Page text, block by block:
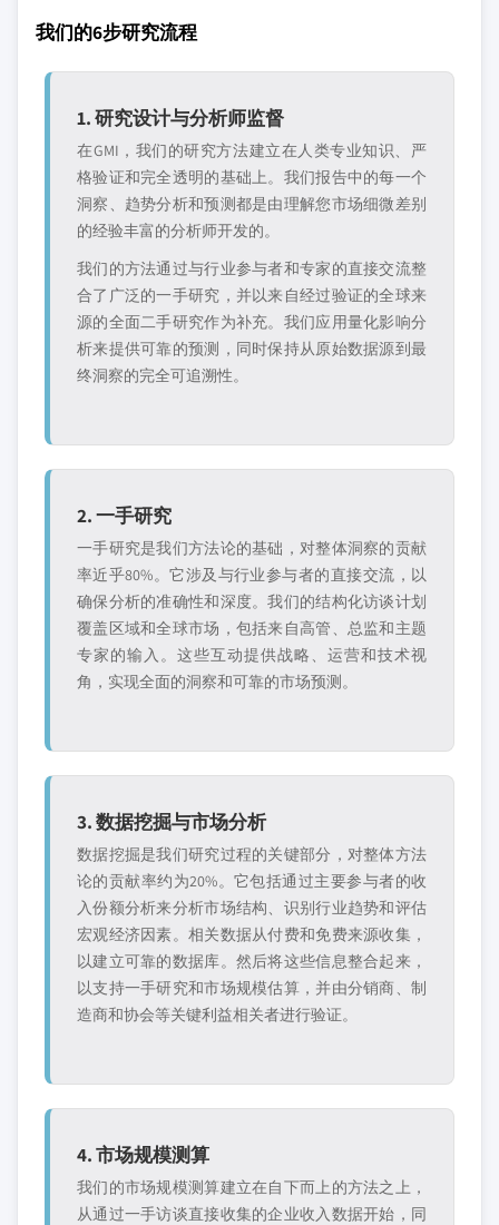
我们的6步研究流程
1. 研究设计与分析师监督
在GMI，我们的研究方法建立在人类专业知识、严
格验证和完全透明的基础上。我们报告中的每一个
洞察、趋势分析和预测都是由理解您市场细微差别
的经验丰富的分析师开发的。
我们的方法通过与行业参与者和专家的直接交流整
合了广泛的一手研究，并以来自经过验证的全球来
源的全面二手研究作为补充。我们应用量化影响分
析来提供可靠的预测，同时保持从原始数据源到最
终洞察的完全可追溯性。
2. 一手研究
一手研究是我们方法论的基础，对整体洞察的贡献
率近乎80%。它涉及与行业参与者的直接交流，以
确保分析的准确性和深度。我们的结构化访谈计划
覆盖区域和全球市场，包括来自高管、总监和主题
专家的输入。这些互动提供战略、运营和技术视
角，实现全面的洞察和可靠的市场预测。
3. 数据挖掘与市场分析
数据挖掘是我们研究过程的关键部分，对整体方法
论的贡献率约为20%。它包括通过主要参与者的收
入份额分析来分析市场结构、识别行业趋势和评估
宏观经济因素。相关数据从付费和免费来源收集，
以建立可靠的数据库。然后将这些信息整合起来，
以支持一手研究和市场规模估算，并由分销商、制
造商和协会等关键利益相关者进行验证。
4. 市场规模测算
我们的市场规模测算建立在自下而上的方法之上，
从通过一手访谈直接收集的企业收入数据开始，同